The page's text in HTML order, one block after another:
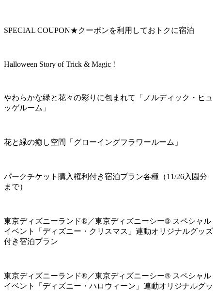
SPECIAL COUPON★クーポンを利用しておトクに宿泊
Halloween Story of Trick & Magic !
やわらかな緑と花々の彩りに包まれて「ノルディック・ヒュ
ッゲルーム」
花と緑の癒し空間「グローイングフラワールーム」
パークチケット購入権利付き宿泊プラン各種（11/26入園分
まで）
東京ディズニーランド®／東京ディズニーシー® スペシャル
イベント「ディズニー・クリスマス」連動オリジナルグッズ
付き宿泊プラン
東京ディズニーランド®／東京ディズニーシー® スペシャル
イベント「ディズニー・ハロウィーン」連動オリジナルグッ